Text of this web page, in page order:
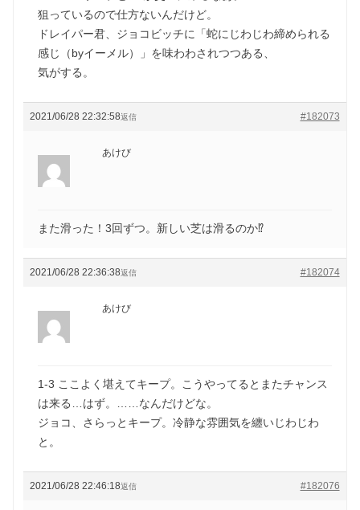
狙っているので仕方ないんだけど。
ドレイパー君、ジョコビッチに「蛇にじわじわ締められる
感じ（byイーメル）」を味わわされつつある、
気がする。
2021/06/28 22:32:58 #182073
返信
あけび
また滑った！3回ずつ。新しい芝は滑るのか⁉️
2021/06/28 22:36:38 #182074
返信
あけび
1-3 ここよく堪えてキープ。こうやってるとまたチャンス
は来る…はず。……なんだけどな。
ジョコ、さらっとキープ。冷静な雰囲気を纏いじわじわ
と。
2021/06/28 22:46:18 #182076
返信